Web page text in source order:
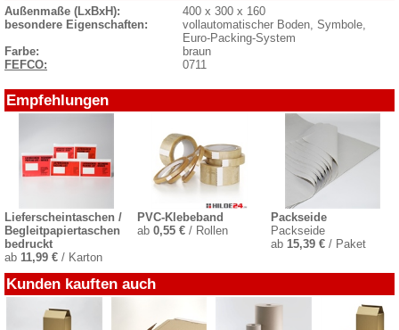
Außenmaße (LxBxH):
400 x 300 x 160
besondere Eigenschaften:
vollautomatischer Boden, Symbole,
Euro-Packing-System
Farbe:
braun
FEFCO:
0711
Empfehlungen
Lieferscheintaschen /
Begleitpapiertaschen
bedruckt
ab 11,99 € / Karton
PVC-Klebeband
ab0,55 € / Rollen
Packseide
Packseide
ab 15,39 €/ Paket
Kunden kauften auch